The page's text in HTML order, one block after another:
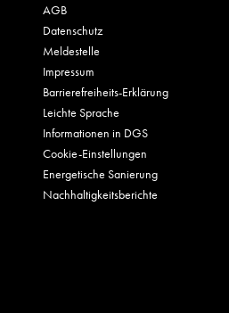
AGB
Datenschutz
Meldestelle
Impressum
Barrierefreiheits-Erklärung
Leichte Sprache
Informationen in DGS
Cookie-Einstellungen
Energetische Sanierung
Nachhaltigkeitsberichte